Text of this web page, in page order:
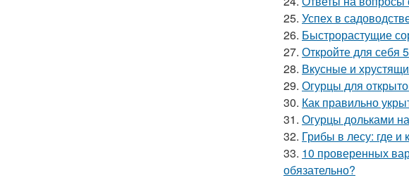
25. Успех в
26. Быстрорастущие
27. Откройте для себя
28. Вкусные и
29. Огурцы для
30. Как правильно
31. Огурцы дольками
32. Грибы в лесу: где и
33. 10 проверенных
обязательно?